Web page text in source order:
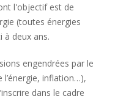
l'objectif est de
(toutes énergies
à deux ans.
engendrées par le
l’énergie, inflation…),
dans le cadre